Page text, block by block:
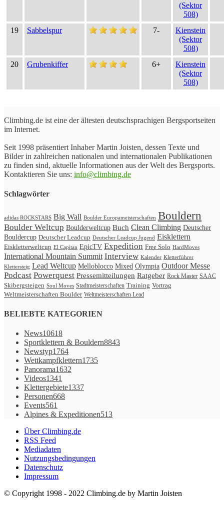
(Sektor
508)
19
Sabbelspur 7-
Kienstein
(Sektor
508)
20
Grubenkiffer 6+
Kienstein
(Sektor
508)
Climbing.de ist eine der ältesten deutschsprachigen Bergsportseiten
im Internet.
Seit 1998 präsentiert Inhaber Martin Joisten, dessen Texte und
Bilder in zahlreichen nationalen und internationalen Publikationen
zu finden sind, aktuelle Informationen aus der Welt des Bergsports.
Kontaktieren Sie uns: info@climbing.de
Schlagwörter
adidas ROCKSTARS Big Wall Boulder Europameisterschaften Bouldern
Boulder Weltcup Boulderweltcup Buch Clean Climbing Deutscher
Bouldercup Deutscher Leadcup Deutscher Leadcup Jugend Eisklettern
Eiskletterweltcup El Capitan EpicTV Expedition Free Solo HardMoves
International Mountain Summit Interview Kalender Kletterführer
Klettersteig Lead Weltcup Melloblocco Mixed Olympia Outdoor Messe
Podcast Powerquest Pressemitteilungen Ratgeber Rock Master SAAC
Skibergsteigen Soul Moves Stadtmeisterschaften Training Vortrag
Weltmeisterschaften Boulder Weltmeisterschaften Lead
BELIEBTE KATEGORIEN
News10618
Sportklettern & Bouldern8843
Newstyp1764
Wettkampfklettern1735
Panorama1632
Videos1341
Klettergebiete1337
Personen668
Events561
Alpines & Expeditionen513
Über Climbing.de
RSS Feed
Mediadaten
Nutzungsbedingungen
Datenschutz
Impressum
© Copyright 1998 - 2022 Climbing.de by Martin Joisten